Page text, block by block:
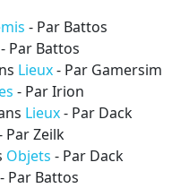
- Par Battos
- Par Battos
Lieux- Par Gamersim
- Par Irion
Lieux- Par Dack
Par Zeilk
Objets - Par Dack
- Par Battos